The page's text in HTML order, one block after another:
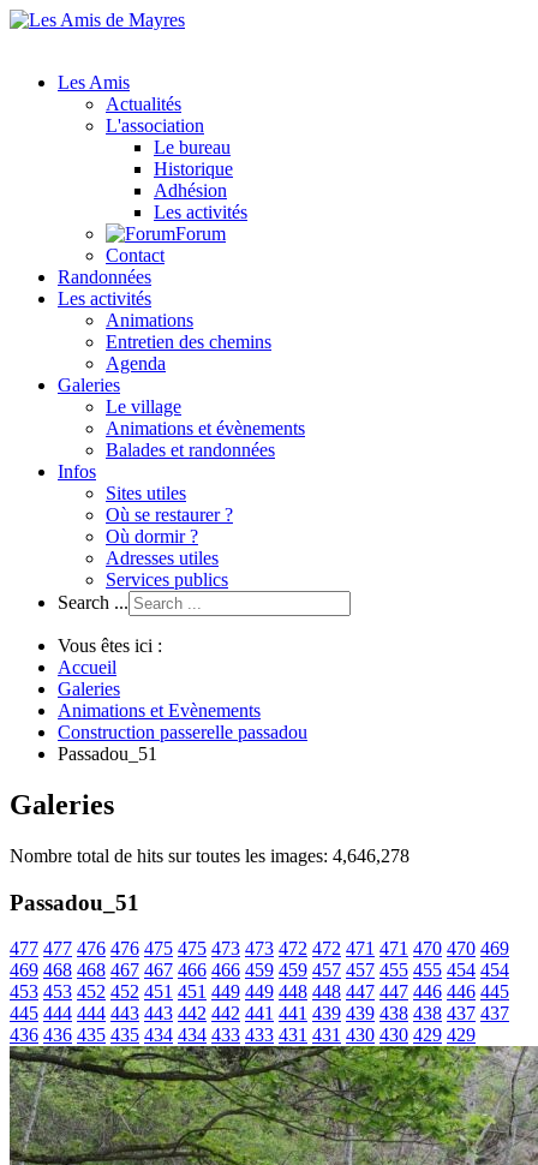
Les Amis
Actualités
L'association
Le bureau
Historique
Adhésion
Les activités
Forum
Contact
Randonnées
Les activités
Animations
Entretien des chemins
Agenda
Galeries
Le village
Animations et évènements
Balades et randonnées
Infos
Sites utiles
Où se restaurer ?
Où dormir ?
Adresses utiles
Services publics
Search ...
Vous êtes ici :
Accueil
Galeries
Animations et Evènements
Construction passerelle passadou
Passadou_51
Galeries
Nombre total de hits sur toutes les images: 4,646,278
Passadou_51
477 477 476 476 475 475 473 473 472 472 471 471 470 470 469
469 468 468 467 467 466 466 459 459 457 457 455 455 454 454
453 453 452 452 451 451 449 449 448 448 447 447 446 446 445
445 444 444 443 443 442 442 441 441 439 439 438 438 437 437
436 436 435 435 434 434 433 433 431 431 430 430 429 429